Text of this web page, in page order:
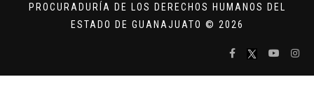
PROCURADURÍA DE LOS DERECHOS HUMANOS DEL
ESTADO DE GUANAJUATO © 2026